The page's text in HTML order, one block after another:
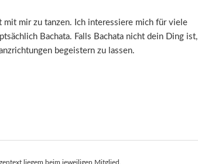
mit mir zu tanzen. Ich interessiere mich für viele
Bachata. Falls Bachata nicht dein Ding ist,
begeistern zu lassen.
liegem beim jeweiligen Mitglied.